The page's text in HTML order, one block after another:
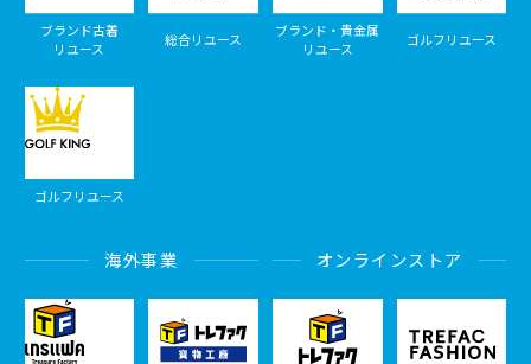
ブランド古着
リユース
総合リユース
ブランド・貴金属
リユース
ゴルフリユース
ゴルフリユース
海外事業 オンラインストア